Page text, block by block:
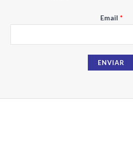
o
r
m
Email *
ENVIAR